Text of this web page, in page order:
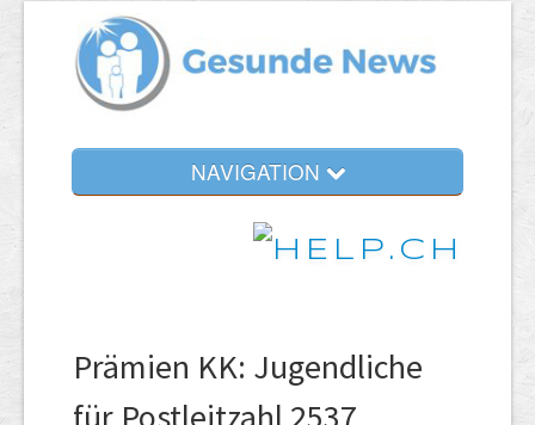
NAVIGATION
Prämien KK: Jugendliche